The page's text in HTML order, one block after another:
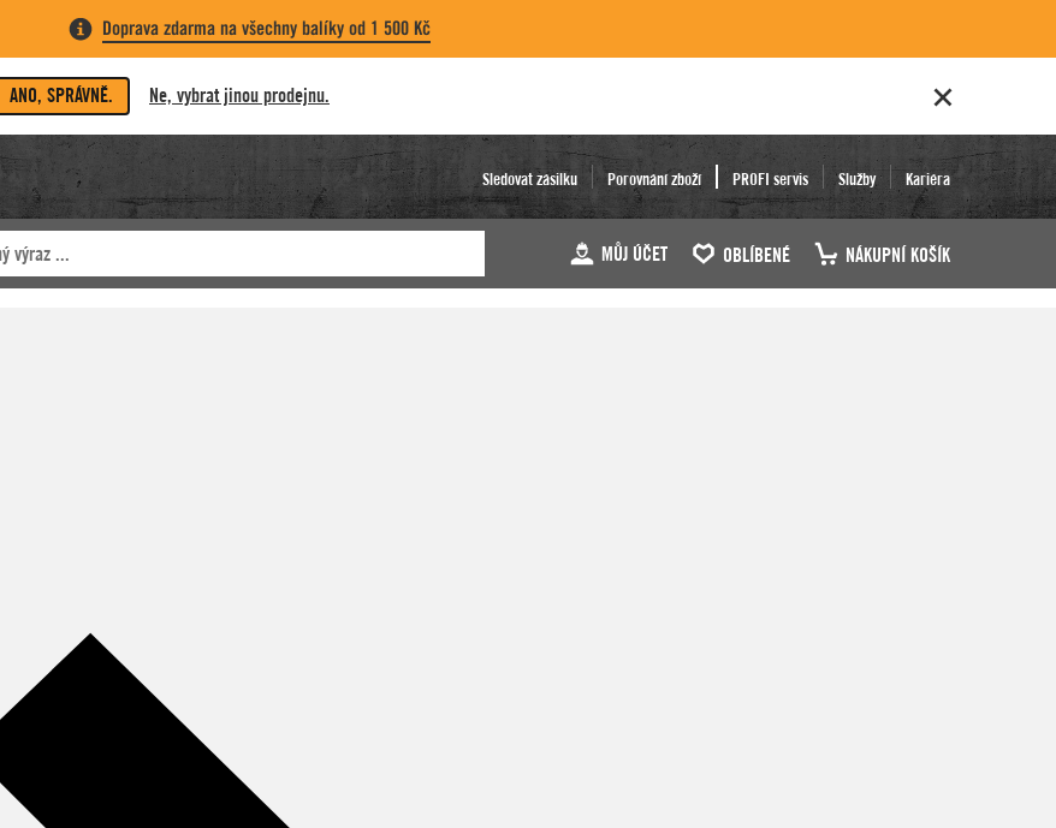
Doprava zdarma na všechny balíky od 1 500 Kč
ANO, SPRÁVNĚ. Ne, vybrat jinou prodejnu.
Sledovat zásilku Porovnání zboží PROFI servis Služby Kariéra
MŮJ ÚČET OBLÍBENÉ NÁKUPNÍ KOŠÍK